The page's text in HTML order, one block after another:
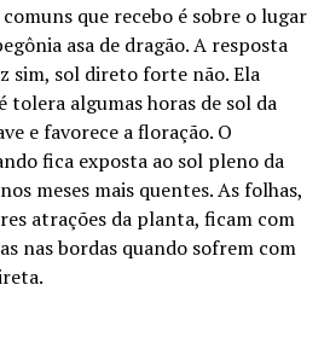
que recebo é sobre o lugar
asa de dragão. A resposta
sim, sol direto forte não. Ela
tolera algumas horas de sol da
e favorece a floração. O
fica exposta ao sol pleno da
meses mais quentes. As folhas,
atrações da planta, ficam com
nas bordas quando sofrem com